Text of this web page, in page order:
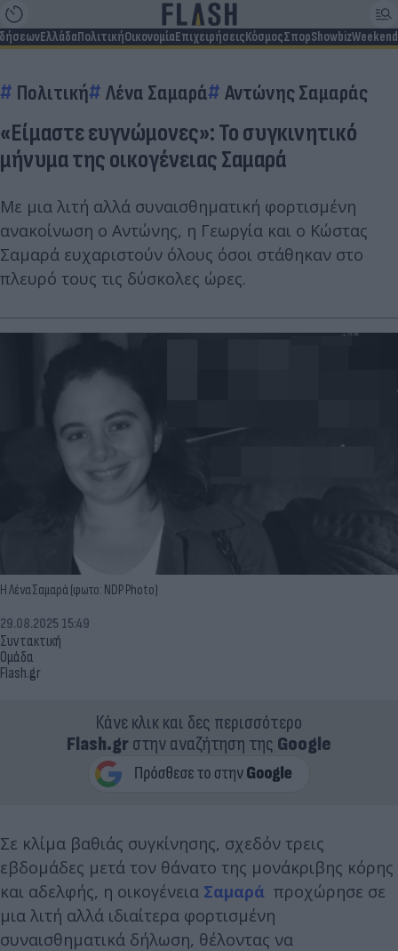
ΕλλάδαΠολιτικήΟικονομίαΕπιχειρήσειςΚόσμοςΣπορShowbizWeekend
Πολιτική Λένα Σαμαρά Αντώνης Σαμαράς
«Είμαστε ευγνώμονες»: Το συγκινητικό
μήνυμα της οικογένειας Σαμαρά
Με μια λιτή αλλά συναισθηματική φορτισμένη
ανακοίνωση ο Αντώνης, η Γεωργία και ο Κώστας
Σαμαρά ευχαριστούν όλους όσοι στάθηκαν στο
πλευρό τους τις δύσκολες ώρες.
Η Λένα Σαμαρά (φωτο: NDP Photo)
Συντακτική
Ομάδα
Flash.gr
29.08.2025 15:49
Κάνε κλικ και δες περισσότερο
Flash.grστην αναζήτηση της Google
Σε κλίμα βαθιάς συγκίνησης, σχεδόν τρεις
εβδομάδες μετά τον θάνατο της μονάκριβης κόρης
και αδελφής, η οικογένεια Σαμαρά προχώρησε σε
μια λιτή αλλά ιδιαίτερα φορτισμένη
συναισθηματικά δήλωση, θέλοντας να